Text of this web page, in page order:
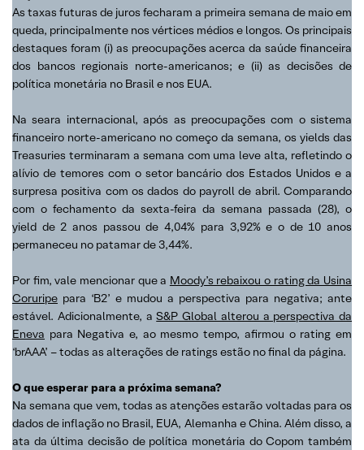
As taxas futuras de juros fecharam a primeira semana de maio em
queda, principalmente nos vértices médios e longos. Os principais
destaques foram (i) as preocupações acerca da saúde financeira
dos bancos regionais norte-americanos; e (ii) as decisões de
política monetária no Brasil e nos EUA.
Na seara internacional, após as preocupações com o sistema
financeiro norte-americano no começo da semana, os yields das
Treasuries terminaram a semana com uma leve alta, refletindo o
alívio de temores com o setor bancário dos Estados Unidos e a
surpresa positiva com os dados do payroll de abril. Comparando
com o fechamento da sexta-feira da semana passada (28), o
yield de 2 anos passou de 4,04% para 3,92% e o de 10 anos
permaneceu no patamar de 3,44%.
Por fim, vale mencionar que a Moody’s rebaixou o rating da Usina
Coruripe para ‘B2’ e mudou a perspectiva para negativa; ante
estável. Adicionalmente, aS&P Global alterou a perspectiva da
Eneva para Negativa e, ao mesmo tempo, afirmou o rating em
‘brAAA’ – todas as alterações de ratings estão no final da página.
O que esperar para a próxima semana?
Na semana que vem, todas as atenções estarão voltadas para os
dados de inflação no Brasil, EUA, Alemanha e China. Além disso, a
ata da última decisão de política monetária do Copom também